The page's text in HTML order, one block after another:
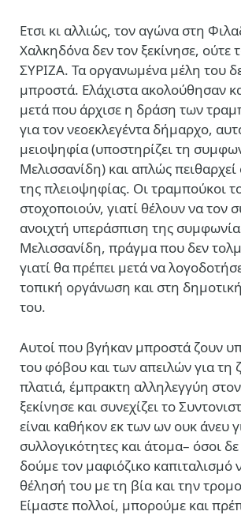
Ετσι κι αλλιώς, τον αγώνα στη
Χαλκηδόνα δεν τον ξεκίνησε, ούτε
ΣΥΡΙΖΑ. Τα οργανωμένα μέλη του
μπροστά. Ελάχιστα ακολούθησαν
μετά που άρχισε η δράση των
για τον νεοεκλεγέντα δήμαρχο,
μειοψηφία (υποστηρίζει τη
Μελισσανίδη) και απλώς
της πλειοψηφίας. Οι τραμπούκοι
στοχοποιούν, γιατί θέλουν να τον
ανοιχτή υπεράσπιση της
Μελισσανίδη, πράγμα που δεν
γιατί θα πρέπει μετά να
τοπική οργάνωση και στη
του.
Αυτοί που βγήκαν μπροστά ζουν
του φόβου και των απειλών για τη
πλατιά, έμπρακτη αλληλεγγύη
ξεκίνησε και συνεχίζει το
είναι καθήκον εκ των ων ουκ άνευ
συλλογικότητες και άτομα– όσοι
δούμε τον μαφιόζικο καπιταλισμό
θέλησή του με τη βία και την
Είμαστε πολλοί, μπορούμε και